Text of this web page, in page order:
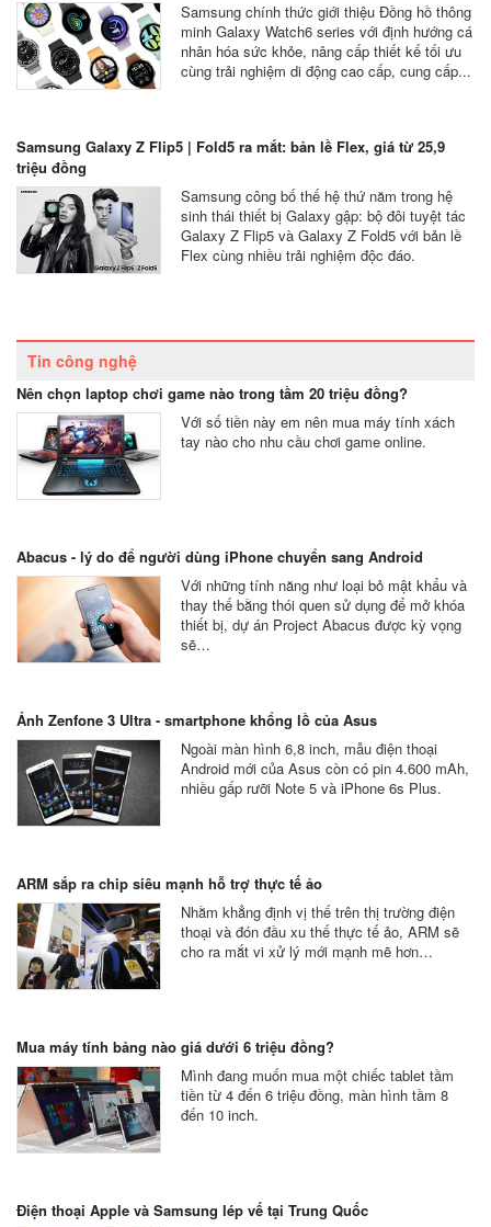
Samsung chính thức giới thiệu Đồng hồ thông
minh Galaxy Watch6 series với định hướng cá
nhân hóa sức khỏe, nâng cấp thiết kế tối ưu
cùng trải nghiệm di động cao cấp, cung cấp...
Samsung Galaxy Z Flip5 | Fold5 ra mắt: bản lề Flex, giá từ 25,9
triệu đồng
Samsung công bố thế hệ thứ năm trong hệ
sinh thái thiết bị Galaxy gập: bộ đôi tuyệt tác
Galaxy Z Flip5 và Galaxy Z Fold5 với bản lề
Flex cùng nhiều trải nghiệm độc đáo.
Tin công nghệ
Nên chọn laptop chơi game nào trong tầm 20 triệu đồng?
Với số tiền này em nên mua máy tính xách
tay nào cho nhu cầu chơi game online.
Abacus - lý do để người dùng iPhone chuyển sang Android
Với những tính năng như loại bỏ mật khẩu và
thay thế bằng thói quen sử dụng để mở khóa
thiết bị, dự án Project Abacus được kỳ vọng
sẽ…
Ảnh Zenfone 3 Ultra - smartphone khổng lồ của Asus
Ngoài màn hình 6,8 inch, mẫu điện thoại
Android mới của Asus còn có pin 4.600 mAh,
nhiều gấp rưỡi Note 5 và iPhone 6s Plus.
ARM sắp ra chip siêu mạnh hỗ trợ thực tế ảo
Nhằm khẳng định vị thế trên thị trường điện
thoại và đón đầu xu thế thực tế ảo, ARM sẽ
cho ra mắt vi xử lý mới mạnh mẽ hơn…
Mua máy tính bảng nào giá dưới 6 triệu đồng?
Mình đang muốn mua một chiếc tablet tầm
tiền từ 4 đến 6 triệu đồng, màn hình tầm 8
đến 10 inch.
Điện thoại Apple và Samsung lép vế tại Trung Quốc